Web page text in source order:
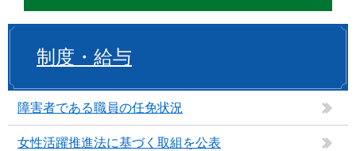
制度・給与
障害者である職員の任免状況
女性活躍推進法に基づく取組を公表